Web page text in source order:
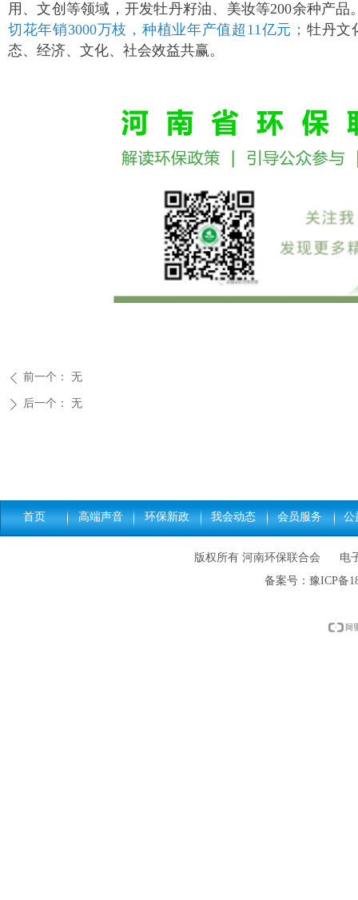
用、文创等领域，开发牡丹籽油、美妆等200余种产品
切花年销3000万枝，种植业年产值超11亿元； 牡丹文
态、经济、文化、社会效益共赢。
ꄴ 前一个： 无
ꄲ 后一个： 无
首页 高端声音 环保新政 我会动态 会员服务 公
版权所有 河南环保联合会 电子
备案号： 豫ICP备